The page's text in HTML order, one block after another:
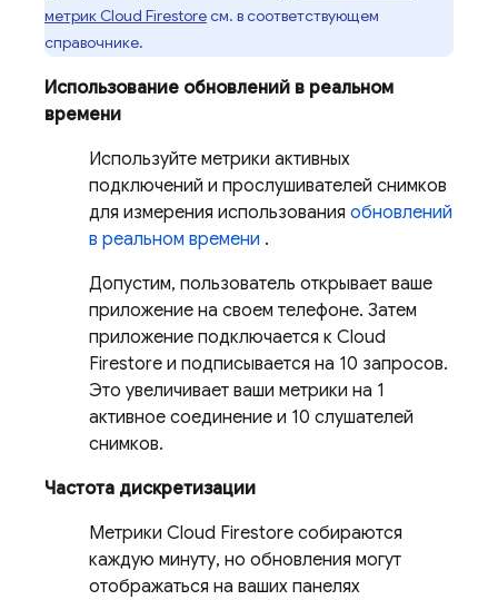
метрик Cloud Firestoreсм. в соответствующем
справочнике.
Использование обновлений в реальном
времени
Используйте метрики активных
подключений и прослушивателей снимков
для измерения использования обновлений
в реальном времени .
Допустим, пользователь открывает ваше
приложение на своем телефоне. Затем
приложение подключается к Cloud
Firestore и подписывается на 10 запросов.
Это увеличивает ваши метрики на 1
активное соединение и 10 слушателей
снимков.
Частота дискретизации
Метрики Cloud Firestore собираются
каждую минуту, но обновления могут
отображаться на ваших панелях